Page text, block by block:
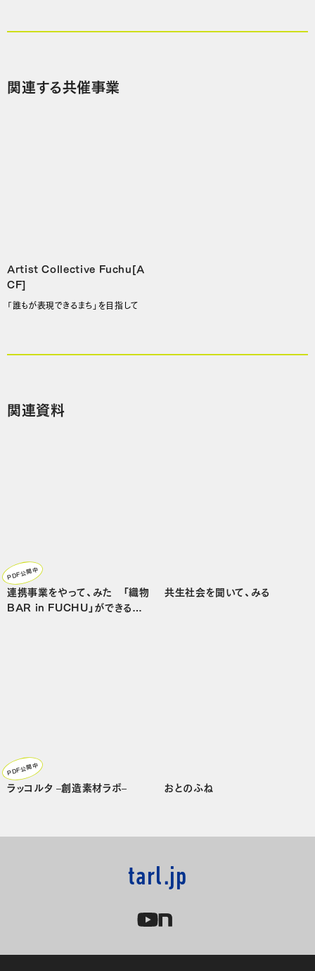
関連する共催事業
Artist Collective Fuchu[A
CF]
「誰もが表現できるまち」を目指して
関連資料
連携事業をやって、みた 「織物
BAR in FUCHU」ができるま
PDF公開中
共生社会を聞いて、みる
ラッコルタ –創造素材ラボ–
PDF公開中
おとのふね
tarl.jp